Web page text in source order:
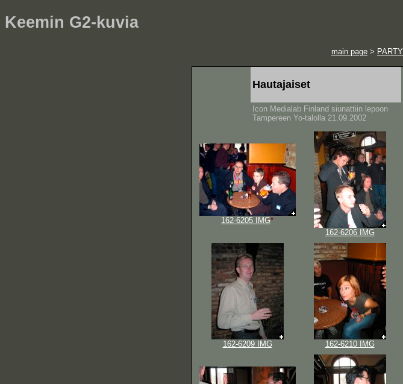
Keemin G2-kuvia
main page > PARTY
Hautajaiset
Icon Medialab Finland siunattiin lepoon
Tampereen Yo-talolla 21.09.2002
162-6205 IMG*
162-6206 IMG
162-6209 IMG 162-6210 IMG